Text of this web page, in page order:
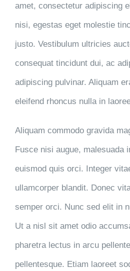
amet, consectetur adipiscing
nisi, egestas eget molestie
justo. Vestibulum ultricies
consequat tincidunt dui, ac
adipiscing pulvinar. Aliquam
eleifend rhoncus nulla in
Aliquam commodo gravida
Fusce nisi augue, malesuada
euismod quis orci. Integer
ullamcorper blandit. Donec
semper orci. Nunc sed elit in
Ut a nisl sit amet odio
pharetra lectus in arcu
pellentesque. Etiam laoreet